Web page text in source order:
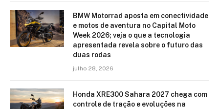
BMW Motorrad aposta em conectividade
e motos de aventura no Capital Moto
Week 2026; veja o que a tecnologia
apresentada revela sobre o futuro das
duas rodas
julho 28, 2026
Honda XRE300 Sahara 2027 chega com
controle de tração e evoluções na